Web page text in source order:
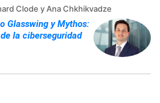
Clode y Ana Chkhikvadze
Glasswing y Mythos:
la ciberseguridad